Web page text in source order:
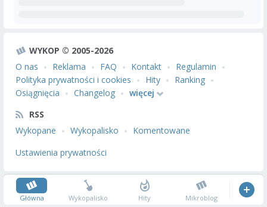
WYKOP © 2005-2026
O nas
Reklama FAQ Kontakt
Regulamin
Polityka prywatności i cookies
Hity
Ranking
Osiągnięcia
Changelog
więcej
RSS
Wykopane
Wykopalisko
Komentowane
Ustawienia prywatności
Główna Wykopalisko Hity Mikroblog